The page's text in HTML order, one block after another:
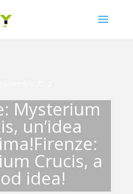
Mysterium
un’idea
Firenze:
Crucis, a
idea!